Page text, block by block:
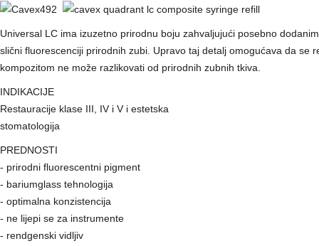
Universal LC ima izuzetno prirodnu boju zahvaljujući posebno
slični fluorescenciji prirodnih zubi. Upravo taj detalj omogućava da se
kompozitom ne može razlikovati od prirodnih zubnih tkiva.
INDIKACIJE
Restauracije klase III, IV i V i estetska
stomatologija
PREDNOSTI
- prirodni fluorescentni pigment
- bariumglass tehnologija
- optimalna konzistencija
- ne lijepi se za instrumente
- rendgenski vidljiv